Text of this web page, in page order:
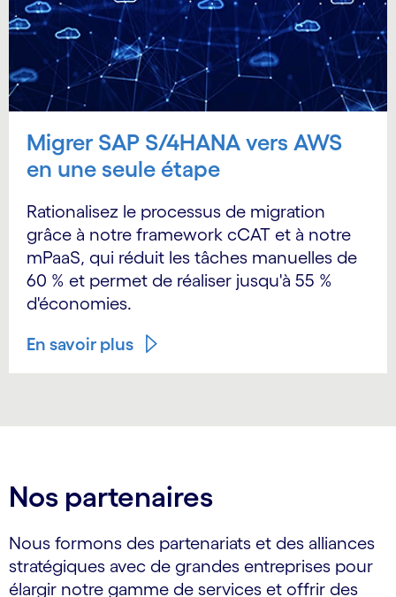
Migrer SAP S/4HANA vers AWS
en une seule étape
Rationalisez le processus de migration
grâce à notre framework cCAT et à notre
mPaaS, qui réduit les tâches manuelles de
60 % et permet de réaliser jusqu'à 55 %
d'économies.
En savoir plus
Nos partenaires
Nous formons des partenariats et des alliances
stratégiques avec de grandes entreprises pour
élargir notre gamme de services et offrir des